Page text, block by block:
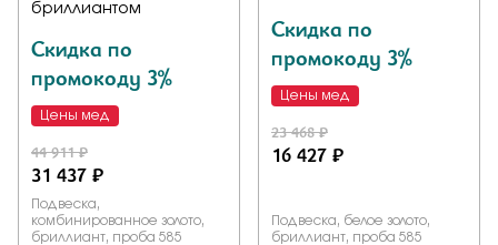
бриллиантом
Скидка по
промокоду 3%
Цены мед
44 911 ₽
31 437 ₽
Подвеска,
комбинированное золото,
бриллиант, проба 585
Скидка по
промокоду 3%
Цены мед
23 468 ₽
16 427 ₽
Подвеска, белое золото,
бриллиант, проба 585